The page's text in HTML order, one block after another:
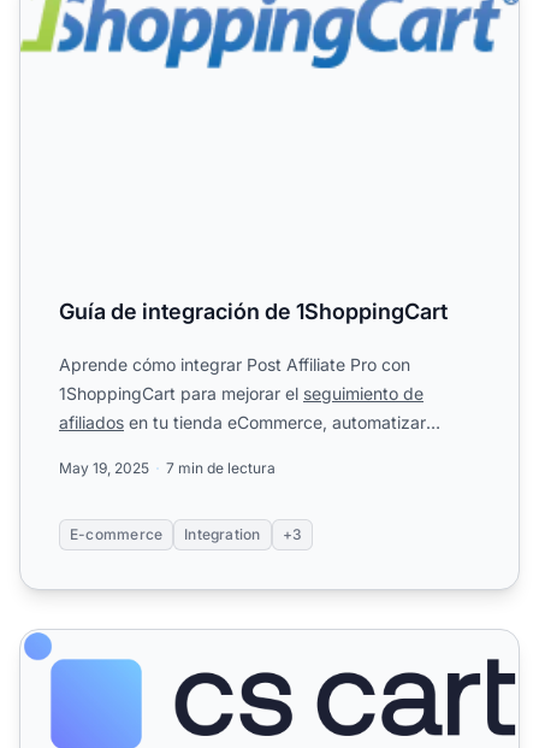
Guía de integración de 1ShoppingCart
Aprende cómo integrar Post Affiliate Pro con
1ShoppingCart para mejorar el seguimiento de
afiliados en tu tienda eCommerce, automatizar
May 19, 2025 7 min de lectura
E-commerce Integration +3
CS-Cart